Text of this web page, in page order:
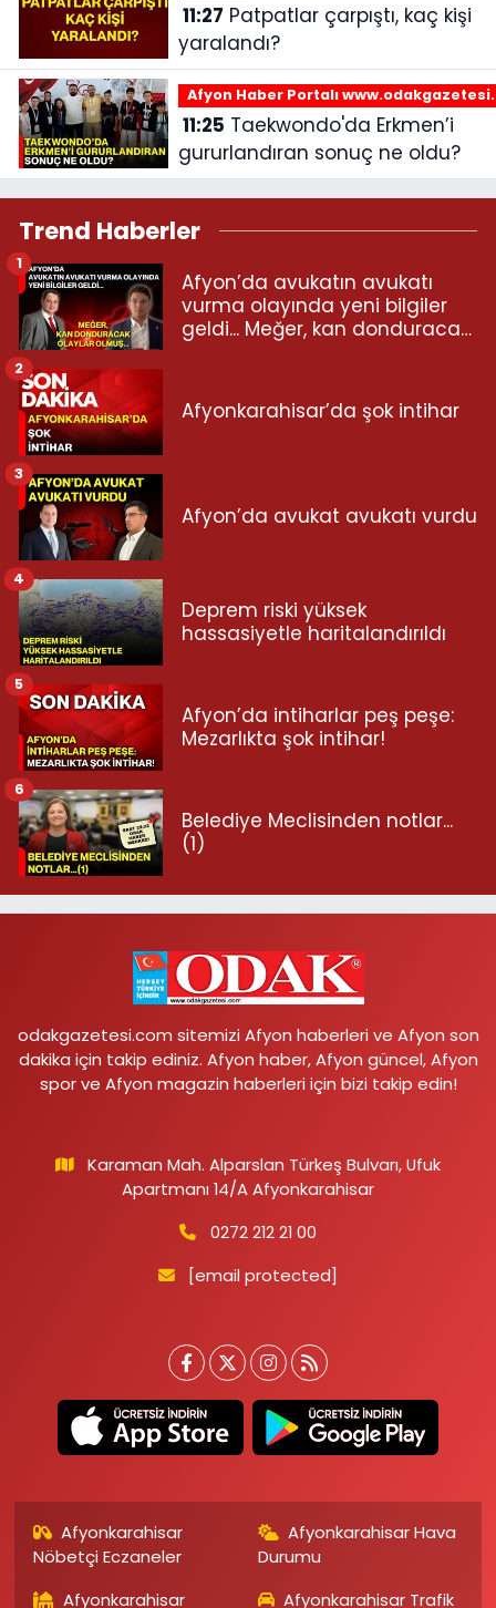
11:27
yaralandı?
Afyon Haber Portalı
11:25
gururlandıran sonuç ne oldu?
Trend Haberler
Afyon’da avukatın avukatı
vurma olayında yeni bilgiler
geldi... Meğer, kan donduracak
1
Afyonkarahisar’da şok intihar
2
Afyon’da avukat avukatı vurdu
3
Deprem riski yüksek
hassasiyetle haritalandırıldı
4
Afyon’da intiharlar peş peşe:
Mezarlıkta şok intihar!
5
Belediye Meclisinden notlar...
(1)
6
odakgazetesi.com sitemizi Afyon haberleri ve Afyon son
dakika için takip ediniz. Afyon haber, Afyon güncel, Afyon
spor ve Afyon magazin haberleri için bizi takip edin!
Karaman Mah. Alparslan Türkeş Bulvarı, Ufuk
Apartmanı 14/A Afyonkarahisar
0272 212 21 00
[email protected]
Afyonkarahisar
Nöbetçi Eczaneler
Afyonkarahisar Hava
Durumu
Afyonkarahisar
Afyonkarahisar Trafik